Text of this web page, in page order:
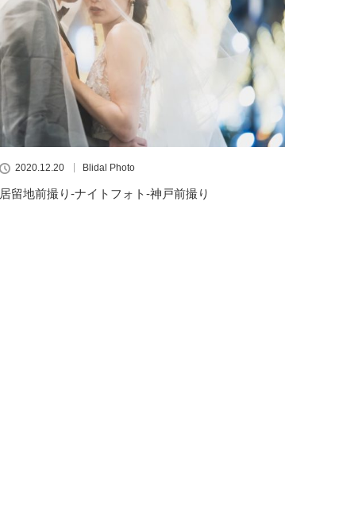
2020.12.20 Blidal Photo
居留地前撮り-ナイトフォト-神戸前撮り